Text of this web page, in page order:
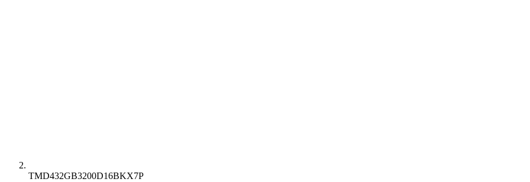
TMD432GB3200D16BKX7P